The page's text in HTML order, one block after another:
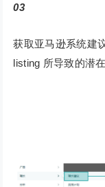
03
获取亚马逊系统建
listing 所导致的潜